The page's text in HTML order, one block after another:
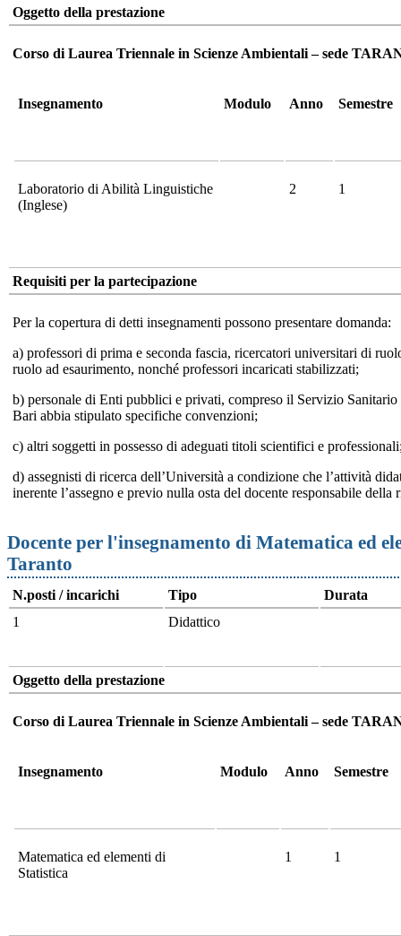
Oggetto della prestazione
Corso di Laurea Triennale in Scienze Ambientali – sede
Insegnamento Modulo Anno Semestre
Laboratorio di Abilità Linguistiche
(Inglese)
2 1
Requisiti per la partecipazione
Per la copertura di detti insegnamenti possono presentare domanda:
a) professori di prima e seconda fascia, ricercatori universitari di
ruolo ad esaurimento, nonché professori incaricati stabilizzati;
b) personale di Enti pubblici e privati, compreso il Servizio
Bari abbia stipulato specifiche convenzioni;
c) altri soggetti in possesso di adeguati titoli scientifici e
d) assegnisti di ricerca dell’Università a condizione che l’attività
inerente l’assegno e previo nulla osta del docente responsabile della
Docente per l'insegnamento di Matematica ed
Taranto
N.posti / incarichi Tipo
Durata
1
Didattico
Oggetto della prestazione
Corso di Laurea Triennale in Scienze Ambientali – sede
Insegnamento Modulo Anno Semestre
Matematica ed elementi di
Statistica
1 1